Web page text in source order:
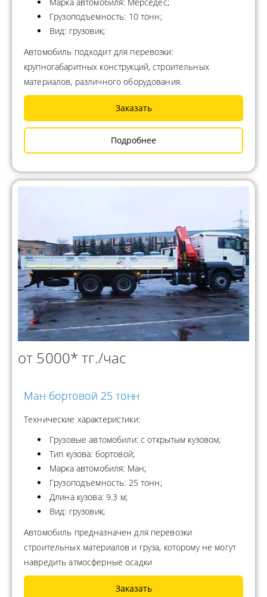
Грузоподъемность: 10 тонн;
Вид: грузовик;
Автомобиль подходит для перевозки:
крупногабаритных конструкций, строительных
материалов, различного оборудования.
Заказать
Подробнее
от 5000* тг./час
Ман бортовой 25 тонн
Технические характеристики:
Грузовые автомобили: с открытым кузовом;
Тип кузова: бортовой;
Марка автомобиля: Ман;
Грузоподъемность: 25 тонн;
Длина кузова: 9.3 м;
Вид: грузовик;
Автомобиль предназначен для перевозки
строительных материалов и груза, которому не могут
навредить атмосферные осадки
Заказать